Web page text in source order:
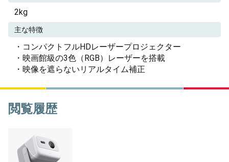
2kg
主な特徴
・コンパクトフルHDレーザープロジェクター
・映画館級の3色（RGB）レーザーを搭載
・映像を遮らないリアルタイム補正
閲覧履歴